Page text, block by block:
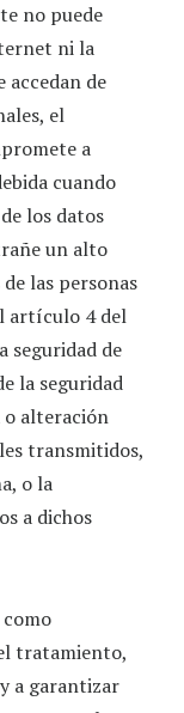
no puede
ni la
accedan de
el
a
cuando
los datos
un alto
las personas
artículo 4 del
seguridad de
la seguridad
o alteración
transmitidos,
o la
a dichos
tratamiento,
a garantizar